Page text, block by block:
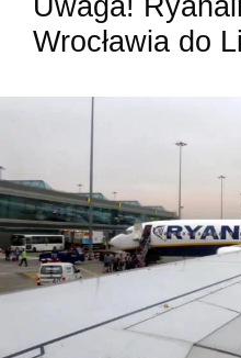
Uwaga!
Wrocławia do